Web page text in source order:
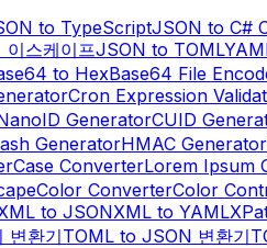
to TypeScriptJSON to C#
스케이프JSON to TOML
to HexBase64 File
Cron Expression
GeneratorCUID
GeneratorHMAC Generator
Case ConverterLorem Ipsum
Color ConverterColor
to JSONXML to YAML
변환기TOML to JSON 변환기